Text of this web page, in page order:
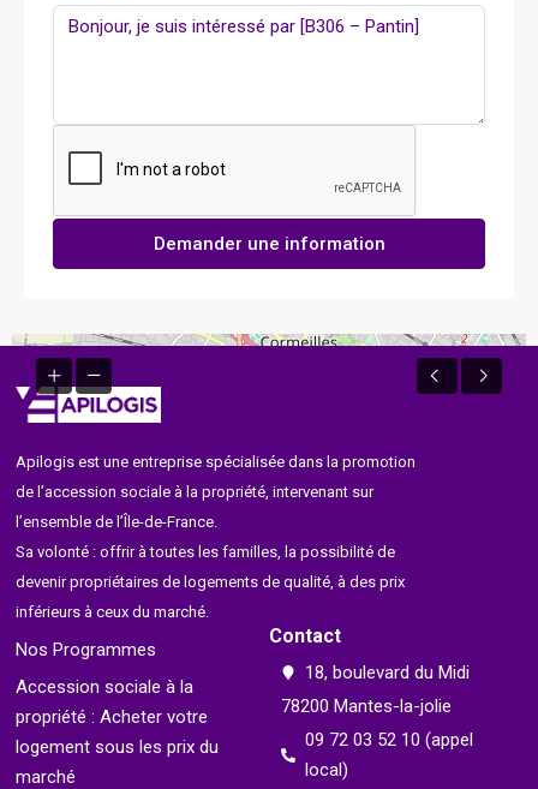
Demander une information
Apilogis est une entreprise spécialisée dans la promotion
de l’accession sociale à la propriété, intervenant sur
l’ensemble de l’Île-de-France.
Sa volonté : offrir à toutes les familles, la possibilité de
devenir propriétaires de logements de qualité, à des prix
inférieurs à ceux du marché.
Nos Programmes
Accession sociale à la
propriété : Acheter votre
logement sous les prix du
marché
Contact
18, boulevard du Midi
78200 Mantes-la-jolie
09 72 03 52 10 (appel
local)